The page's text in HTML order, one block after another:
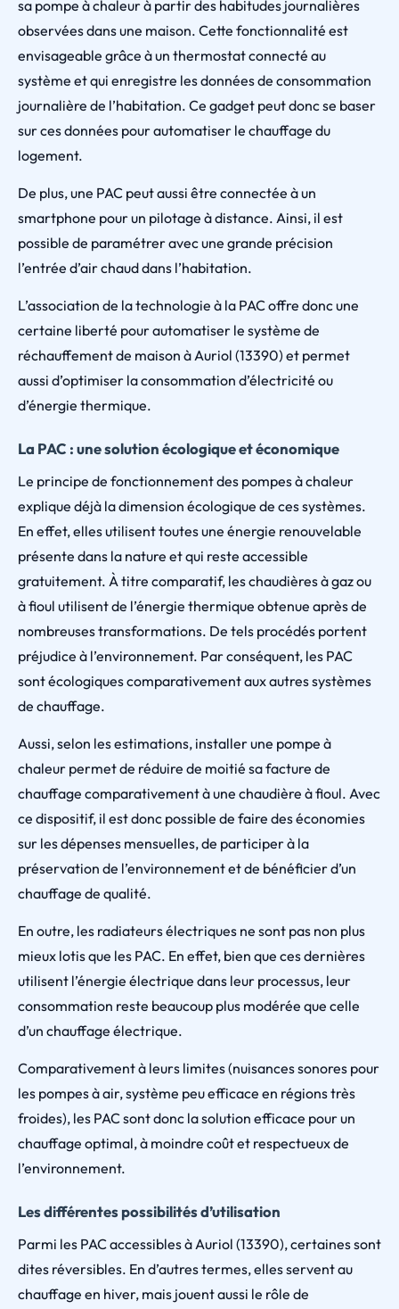
sa pompe à chaleur à partir des habitudes journalières
observées dans une maison. Cette fonctionnalité est
envisageable grâce à un thermostat connecté au
système et qui enregistre les données de consommation
journalière de l’habitation. Ce gadget peut donc se baser
sur ces données pour automatiser le chauffage du
logement.
De plus, une PAC peut aussi être connectée à un
smartphone pour un pilotage à distance. Ainsi, il est
possible de paramétrer avec une grande précision
l’entrée d’air chaud dans l’habitation.
L’association de la technologie à la PAC offre donc une
certaine liberté pour automatiser le système de
réchauffement de maison à Auriol (13390) et permet
aussi d’optimiser la consommation d’électricité ou
d’énergie thermique.
La PAC : une solution écologique et économique
Le principe de fonctionnement des pompes à chaleur
explique déjà la dimension écologique de ces systèmes.
En effet, elles utilisent toutes une énergie renouvelable
présente dans la nature et qui reste accessible
gratuitement. À titre comparatif, les chaudières à gaz ou
à fioul utilisent de l’énergie thermique obtenue après de
nombreuses transformations. De tels procédés portent
préjudice à l’environnement. Par conséquent, les PAC
sont écologiques comparativement aux autres systèmes
de chauffage.
Aussi, selon les estimations, installer une pompe à
chaleur permet de réduire de moitié sa facture de
chauffage comparativement à une chaudière à fioul. Avec
ce dispositif, il est donc possible de faire des économies
sur les dépenses mensuelles, de participer à la
préservation de l’environnement et de bénéficier d’un
chauffage de qualité.
En outre, les radiateurs électriques ne sont pas non plus
mieux lotis que les PAC. En effet, bien que ces dernières
utilisent l’énergie électrique dans leur processus, leur
consommation reste beaucoup plus modérée que celle
d’un chauffage électrique.
Comparativement à leurs limites (nuisances sonores pour
les pompes à air, système peu efficace en régions très
froides), les PAC sont donc la solution efficace pour un
chauffage optimal, à moindre coût et respectueux de
l’environnement.
Les différentes possibilités d’utilisation
Parmi les PAC accessibles à Auriol (13390), certaines sont
dites réversibles. En d’autres termes, elles servent au
chauffage en hiver, mais jouent aussi le rôle de